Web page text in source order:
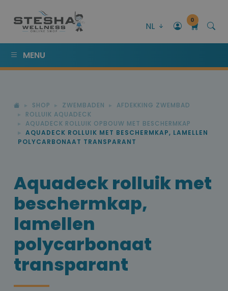
NL
0
MENU
SHOP ZWEMBADEN
AFDEKKING ZWEMBAD
ROLLUIK AQUADECK
AQUADECK ROLLUIK OPBOUW MET BESCHERMKAP
AQUADECK ROLLUIK MET BESCHERMKAP, LAMELLEN
POLYCARBONAAT TRANSPARANT
Aquadeck rolluik met
beschermkap,
lamellen
polycarbonaat
transparant